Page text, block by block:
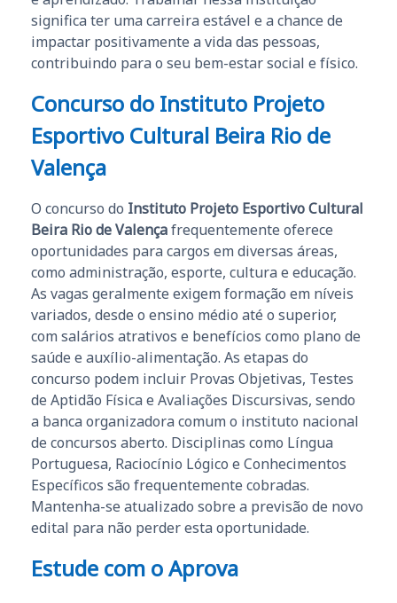
significa ter uma carreira estável e a chance de
impactar positivamente a vida das pessoas,
contribuindo para o seu bem-estar social e físico.
Concurso do Instituto Projeto
Esportivo Cultural Beira Rio de
Valença
O concurso do Instituto Projeto Esportivo Cultural
Beira Rio de Valençafrequentemente oferece
oportunidades para cargos em diversas áreas,
como administração, esporte, cultura e educação.
As vagas geralmente exigem formação em níveis
variados, desde o ensino médio até o superior,
com salários atrativos e benefícios como plano de
saúde e auxílio-alimentação. As etapas do
concurso podem incluir Provas Objetivas, Testes
de Aptidão Física e Avaliações Discursivas, sendo
a banca organizadora comum o instituto nacional
de concursos aberto. Disciplinas como Língua
Portuguesa, Raciocínio Lógico e Conhecimentos
Específicos são frequentemente cobradas.
Mantenha-se atualizado sobre a previsão de novo
edital para não perder esta oportunidade.
Estude com o Aprova